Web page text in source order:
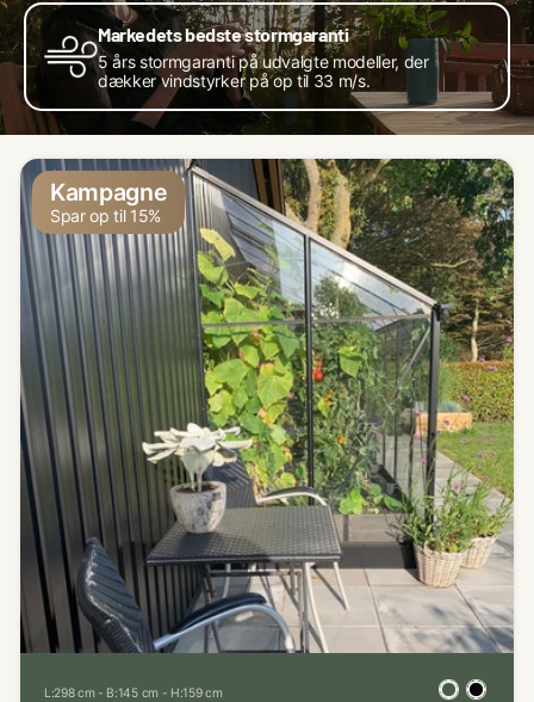
Markedets bedste stormgaranti
5 års stormgaranti på udvalgte modeller, der
dækker vindstyrker på op til 33 m/s.
Kampagne
Spar op til 15%
L:298 cm - B:145 cm - H:159 cm